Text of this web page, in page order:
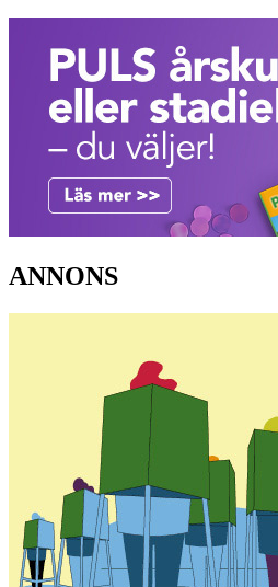
ANNONS